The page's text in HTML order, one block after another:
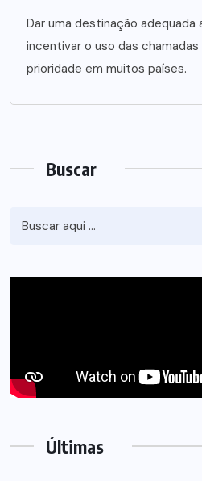
Dar uma destinação adequada
incentivar o uso das
prioridade em muitos países.
Buscar
Últimas